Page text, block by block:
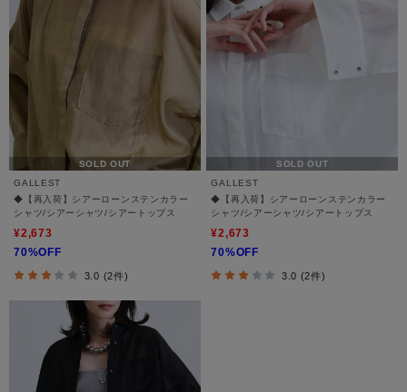
SOLD OUT
GALLEST
◆【再入荷】シアーローンステンカラー
シャツ/シアーシャツ/シアートップス
¥2,673
70%OFF
3.0 (2件)
SOLD OUT
GALLEST
◆【再入荷】シアーローンステンカラー
シャツ/シアーシャツ/シアートップス
¥2,673
70%OFF
3.0 (2件)